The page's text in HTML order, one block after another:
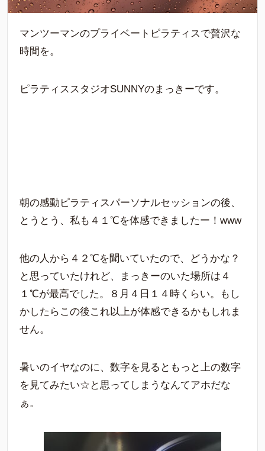
マンツーマンのプライベートピラティスで贅沢な
時間を。
ピラティススタジオSUNNYのまっきーです。
朝の感動ピラティスパーソナルセッションの後、
とうとう、私も４１℃を体感できましたー！www
他の人から４２℃を聞いていたので、どうかな？
と思っていたけれど、まっきーのいた場所は４
１℃が最高でした。８月４日１４時くらい。もし
かしたらこの後これ以上が体感できるかもしれま
せん。
暑いのイヤなのに、数字を見るともっと上の数字
を見てみたい☆と思ってしまうなんてアホだな
ぁ。